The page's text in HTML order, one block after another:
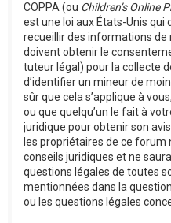
COPPA (ou Children’s Online
est une loi aux États-Unis
recueillir des informations de
doivent obtenir le
tuteur légal) pour la collecte
d’identifier un mineur de
sûr que cela s’applique à
ou que quelqu’un le fait à
juridique pour obtenir son
les propriétaires de ce
conseils juridiques et ne
questions légales de toutes
mentionnées dans la
ou les questions légales